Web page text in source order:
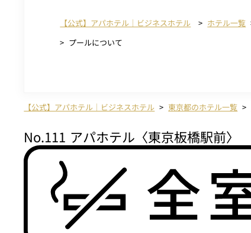
【公式】アパホテル｜ビジネスホテル ホテル一覧
プールについて
【公式】アパホテル｜ビジネスホテル 東京都のホテル一覧
No.111 アパホテル〈東京板橋駅前〉